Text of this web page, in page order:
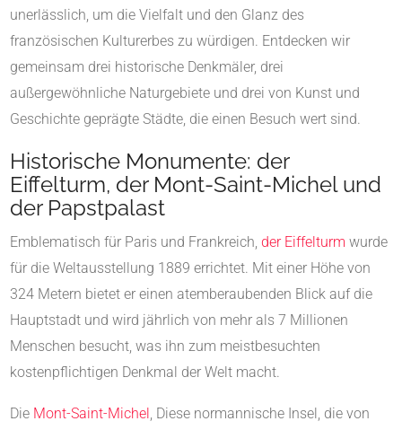
unerlässlich, um die Vielfalt und den Glanz des
französischen Kulturerbes zu würdigen. Entdecken wir
gemeinsam drei historische Denkmäler, drei
außergewöhnliche Naturgebiete und drei von Kunst und
Geschichte geprägte Städte, die einen Besuch wert sind.
Historische Monumente: der
Eiffelturm, der Mont-Saint-Michel und
der Papstpalast
Emblematisch für Paris und Frankreich, der Eiffelturm wurde
für die Weltausstellung 1889 errichtet. Mit einer Höhe von
324 Metern bietet er einen atemberaubenden Blick auf die
Hauptstadt und wird jährlich von mehr als 7 Millionen
Menschen besucht, was ihn zum meistbesuchten
kostenpflichtigen Denkmal der Welt macht.
Die Mont-Saint-Michel , Diese normannische Insel, die von